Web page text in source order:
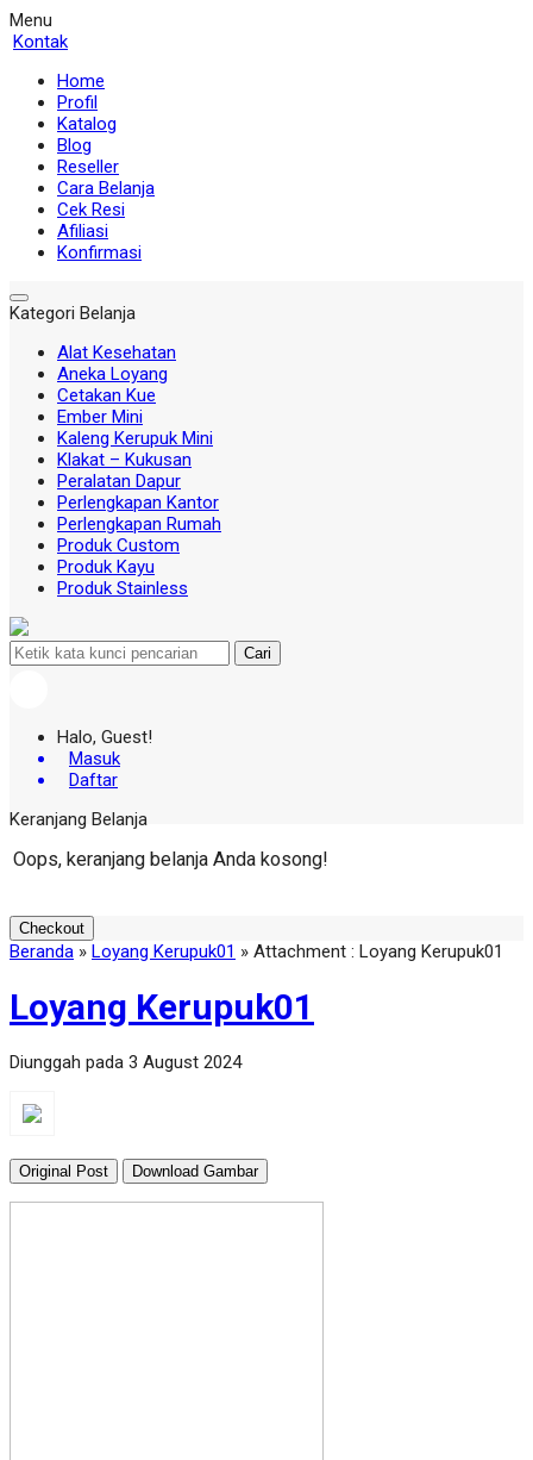
Menu
Kontak
Home
Profil
Katalog
Blog
Reseller
Cara Belanja
Cek Resi
Afiliasi
Konfirmasi
Kategori Belanja
Alat Kesehatan
Aneka Loyang
Cetakan Kue
Ember Mini
Kaleng Kerupuk Mini
Klakat – Kukusan
Peralatan Dapur
Perlengkapan Kantor
Perlengkapan Rumah
Produk Custom
Produk Kayu
Produk Stainless
Cari
Halo, Guest!
Masuk
Daftar
Keranjang Belanja
Oops, keranjang belanja Anda kosong!
Checkout
Beranda » Loyang Kerupuk01 » Attachment : Loyang Kerupuk01
Loyang Kerupuk01
Diunggah pada 3 August 2024
Original Post Download Gambar